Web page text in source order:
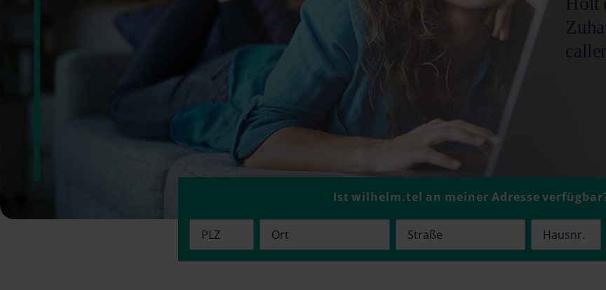
Ist wilhelm.tel an meiner Adresse